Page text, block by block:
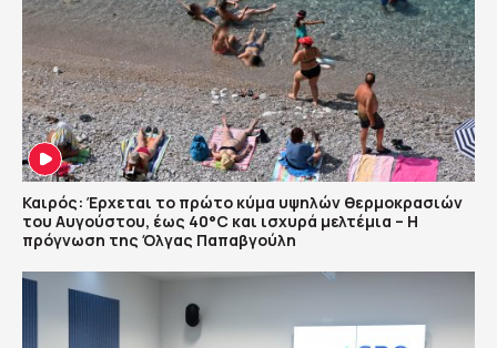
Καιρός: Έρχεται το πρώτο κύμα υψηλών θερμοκρασιών
του Αυγούστου, έως 40°C και ισχυρά μελτέμια – Η
πρόγνωση της Όλγας Παπαβγούλη